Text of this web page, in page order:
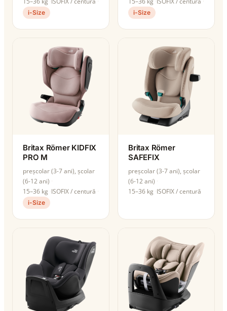
i-Size i-Size
Britax Römer KIDFIX
PRO M
preșcolar (3-7 ani), școlar
(6-12 ani)
15–36 kg ISOFIX / centură
i-Size
Britax Römer
SAFEFIX
preșcolar (3-7 ani), școlar
(6-12 ani)
15–36 kg ISOFIX / centură